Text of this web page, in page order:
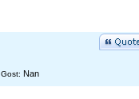
Gost: Nan